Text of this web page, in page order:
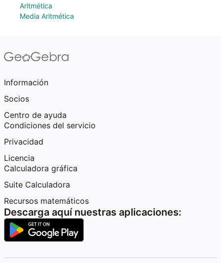
Aritmética
Media Aritmética
Información
Socios
Centro de ayuda
Condiciones del servicio
Privacidad
Licencia
Calculadora gráfica
Suite Calculadora
Recursos matemáticos
Descarga aquí nuestras aplicaciones: